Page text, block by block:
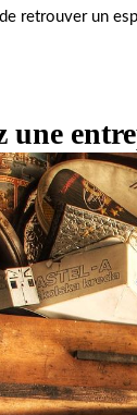
retrouver un
une